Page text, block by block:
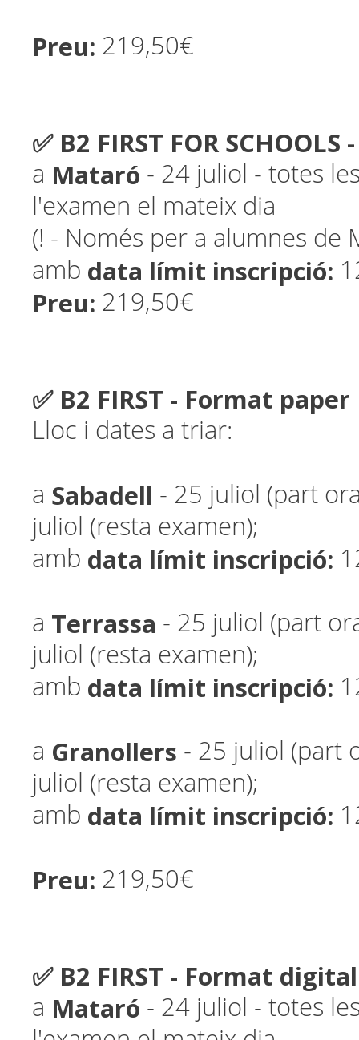
Preu: 219,50€
✅ B2 FIRST FOR
a Mataró - 24 juliol - totes
l'examen el mateix dia
(! - Només per a alumnes de
amb data límit inscripció:
Preu: 219,50€
✅ B2 FIRST - Format paper
Lloc i dates a triar:
a Sabadell - 25 juliol (part
juliol (resta examen);
amb data límit inscripció:
a Terrassa - 25 juliol (part
juliol (resta examen);
amb data límit inscripció:
a Granollers - 25 juliol (part
juliol (resta examen);
amb data límit inscripció:
Preu: 219,50€
✅ B2 FIRST - Format digital
a Mataró - 24 juliol - totes